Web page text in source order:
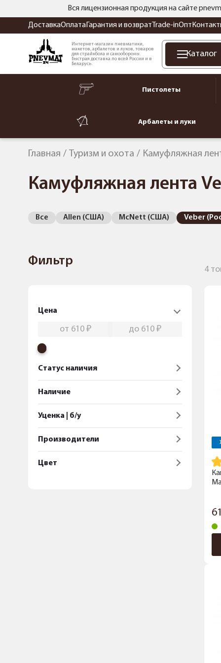
Вся лицензионная продукция на сайте
ДоставкаОплата Гарантия и возврат Trade-inОпт
Интернет-магазин пневматики,
макетов, арбалетов и луков, товаров
для страйкбола и самообороны.
Быстрая доставка по всей России и в
Беларусь.
Каталог
Пистолеты
Арбалеты и луки
Главная Туризм и охота Камуфляжная
Камуфляжная лента
Все Allen (США) McNett (США) Veber
Фильтр
Цена
Статус наличия
Наличие
Уценка | б/у
Производители
Цвет
4